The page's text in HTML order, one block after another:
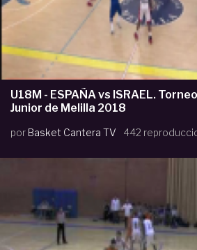
U18M - ESPAÑA vs ISRAEL.
Junior de Melilla 2018
por Basket Cantera TV 442